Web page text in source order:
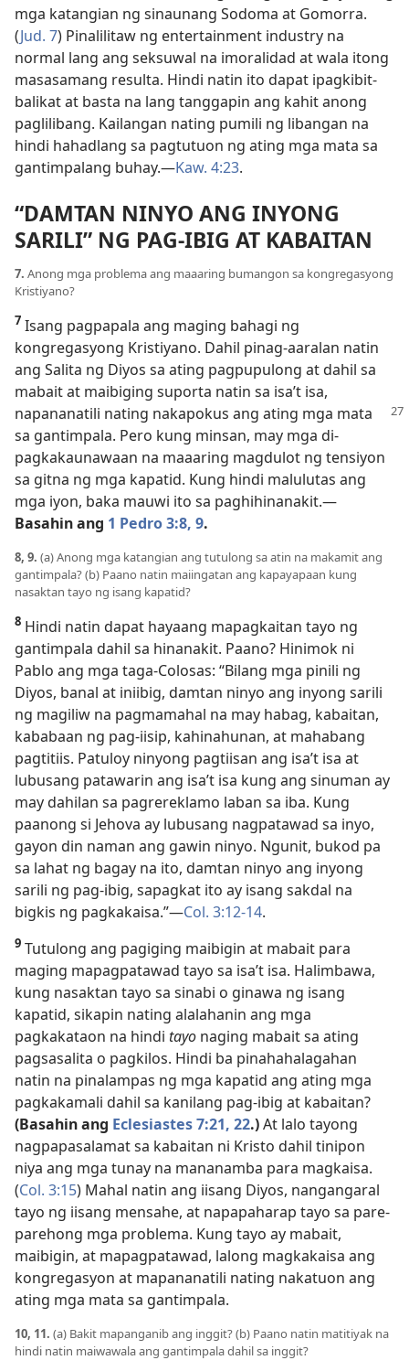
mga katangian ng sinaunang Sodoma at Gomorra.
(Jud. 7) Pinalilitaw ng entertainment industry na
normal lang ang seksuwal na imoralidad at wala itong
masasamang resulta. Hindi natin ito dapat ipagkibit-
balikat at basta na lang tanggapin ang kahit anong
paglilibang. Kailangan nating pumili ng libangan na
hindi hahadlang sa pagtutuon ng ating mga mata sa
gantimpalang buhay.—Kaw. 4:23.
“DAMTAN NINYO ANG INYONG
SARILI” NG PAG-IBIG AT KABAITAN
7. Anong mga problema ang maaaring bumangon sa kongregasyong
Kristiyano?
7 Isang pagpapala ang maging bahagi ng
kongregasyong Kristiyano. Dahil pinag-aaralan natin
ang Salita ng Diyos sa ating pagpupulong at dahil sa
mabait at maibiging suporta natin sa isa’t isa,
napananatili nating nakapokus ang ating mga mata
sa gantimpala. Pero kung minsan, may mga di-
pagkakaunawaan na maaaring magdulot ng tensiyon
sa gitna ng mga kapatid. Kung hindi malulutas ang
mga iyon, baka mauwi ito sa paghihinanakit.—
Basahin ang 1 Pedro 3:8, 9.
8, 9. (a) Anong mga katangian ang tutulong sa atin na makamit ang
gantimpala? (b) Paano natin maiingatan ang kapayapaan kung
nasaktan tayo ng isang kapatid?
8 Hindi natin dapat hayaang mapagkaitan tayo ng
gantimpala dahil sa hinanakit. Paano? Hinimok ni
Pablo ang mga taga-Colosas: “Bilang mga pinili ng
Diyos, banal at iniibig, damtan ninyo ang inyong sarili
ng magiliw na pagmamahal na may habag, kabaitan,
kababaan ng pag-iisip, kahinahunan, at mahabang
pagtitiis. Patuloy ninyong pagtiisan ang isa’t isa at
lubusang patawarin ang isa’t isa kung ang sinuman ay
may dahilan sa pagrereklamo laban sa iba. Kung
paanong si Jehova ay lubusang nagpatawad sa inyo,
gayon din naman ang gawin ninyo. Ngunit, bukod pa
sa lahat ng bagay na ito, damtan ninyo ang inyong
sarili ng pag-ibig, sapagkat ito ay isang sakdal na
bigkis ng pagkakaisa.”—Col. 3:12-14.
9 Tutulong ang pagiging maibigin at mabait para
maging mapagpatawad tayo sa isa’t isa. Halimbawa,
kung nasaktan tayo sa sinabi o ginawa ng isang
kapatid, sikapin nating alalahanin ang mga
pagkakataon na hindi tayo naging mabait sa ating
pagsasalita o pagkilos. Hindi ba pinahahalagahan
natin na pinalampas ng mga kapatid ang ating mga
pagkakamali dahil sa kanilang pag-ibig at kabaitan?
(Basahin ang Eclesiastes 7:21, 22.)At lalo tayong
nagpapasalamat sa kabaitan ni Kristo dahil tinipon
niya ang mga tunay na mananamba para magkaisa.
(Col. 3:15) Mahal natin ang iisang Diyos, nangangaral
tayo ng iisang mensahe, at napapaharap tayo sa pare-
parehong mga problema. Kung tayo ay mabait,
maibigin, at mapagpatawad, lalong magkakaisa ang
kongregasyon at mapananatili nating nakatuon ang
ating mga mata sa gantimpala.
10, 11. (a) Bakit mapanganib ang inggit? (b) Paano natin matitiyak na
hindi natin maiwawala ang gantimpala dahil sa inggit?